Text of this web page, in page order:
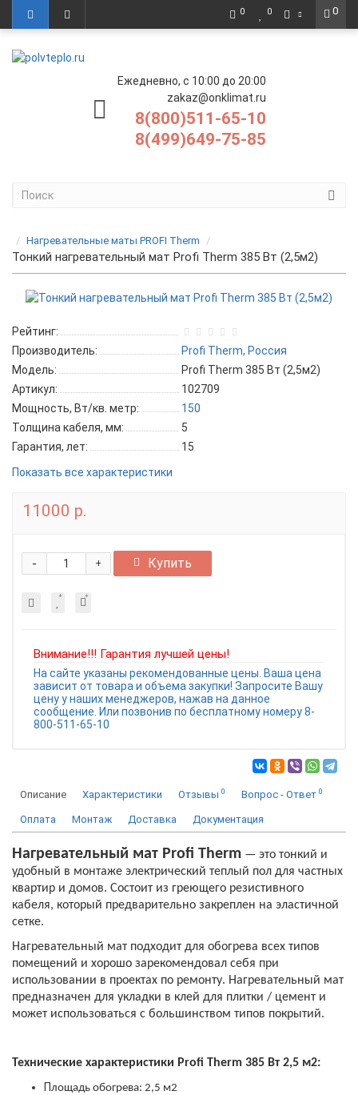
0
0 0
Ежедневно, с 10:00 до 20:00
zakaz@onklimat.ru
8(800)511-65-10
8(499)649-75-85
Нагревательные маты PROFI Therm
Тонкий нагревательный мат Profi Therm 385 Вт (2,5м2)
Рейтинг:
Производитель:
Profi Therm, Россия
Модель:
Profi Therm 385 Вт (2,5м2)
Артикул:
102709
Мощность, Вт/кв. метр:
150
Толщина кабеля, мм:
5
Гарантия, лет:
15
Показать все характеристики
11000 р.
+
- Купить
Внимание!!! Гарантия лучшей цены!
На сайте указаны рекомендованные цены. Ваша цена
зависит от товара и объема закупки! Запросите Вашу
цену у наших менеджеров, нажав на данное
сообщение. Или позвонив по бесплатному номеру 8-
800-511-65-10
Описание Характеристики Отзывы 0 Вопрос - Ответ 0
Оплата Монтаж Доставка Документация
Нагревательный мат Profi Therm — это тонкий и
удобный в монтаже электрический теплый пол для частных
квартир и домов. Состоит из греющего резистивного
кабеля, который предварительно закреплен на эластичной
сетке.
Нагревательный мат подходит для обогрева всех типов
помещений и хорошо зарекомендовал себя при
использовании в проектах по ремонту. Нагревательный мат
предназначен для укладки в клей для плитки / цемент и
может использоваться с большинством типов покрытий.
Технические характеристики Profi Therm 385 Вт 2,5 м2:
Площадь обогрева: 2,5 м2